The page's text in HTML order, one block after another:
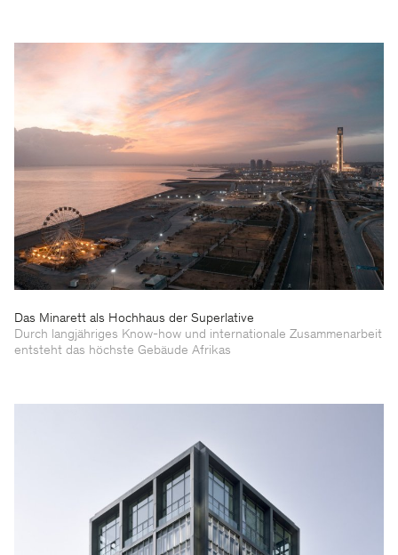
Das Minarett als Hochhaus der Superlative
Durch langjähriges Know-how und internationale Zusammenarbeit
entsteht das höchste Gebäude Afrikas